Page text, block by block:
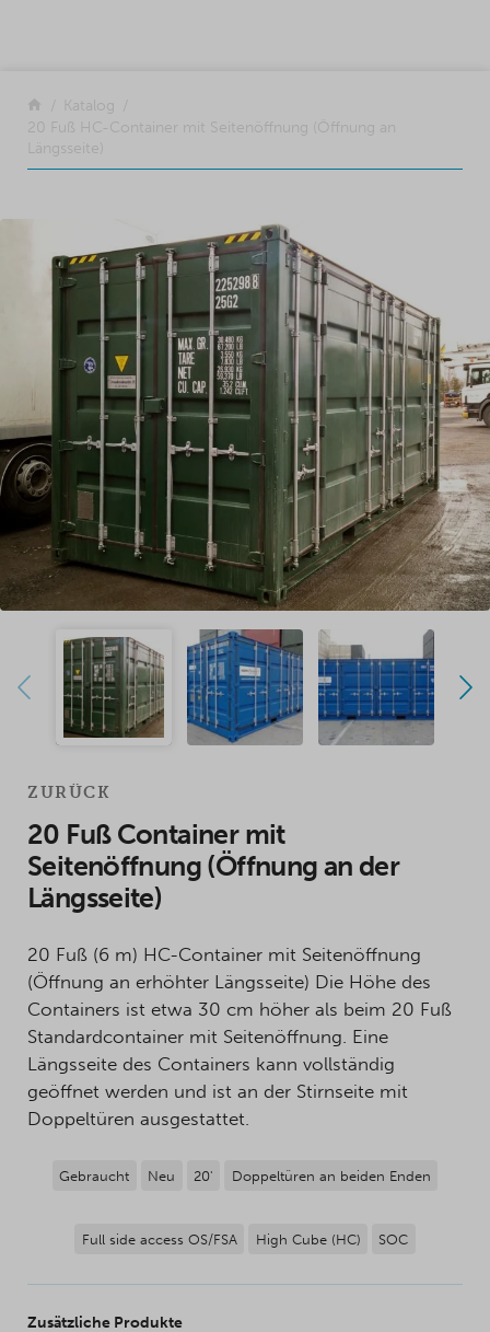
Zurück
Katalog
20 Fuß HC-Container mit Seitenöffnung (Öffnung an
Längsseite)
ZURÜCK
20 Fuß Container mit
Seitenöffnung (Öffnung an der
Längsseite)
20 Fuß (6 m) HC-Container mit Seitenöffnung
(Öffnung an erhöhter Längsseite) Die Höhe des
Containers ist etwa 30 cm höher als beim 20 Fuß
Standardcontainer mit Seitenöffnung. Eine
Längsseite des Containers kann vollständig
geöffnet werden und ist an der Stirnseite mit
Doppeltüren ausgestattet.
Gebraucht Neu 20' Doppeltüren an beiden Enden
Full side access OS/FSA High Cube (HC) SOC
Zusätzliche Produkte